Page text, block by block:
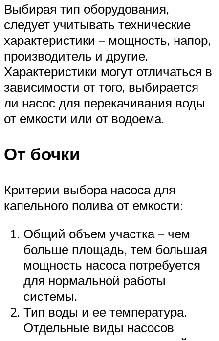
Выбирая тип оборудования,
следует учитывать технические
характеристики – мощность, напор,
производитель и другие.
Характеристики могут отличаться в
зависимости от того, выбирается
ли насос для перекачивания воды
от емкости или от водоема.
От бочки
Критерии выбора насоса для
капельного полива от емкости:
Общий объем участка – чем
больше площадь, тем большая
мощность насоса потребуется
для нормальной работы
системы.
Тип воды и ее температура.
Отдельные виды насосов